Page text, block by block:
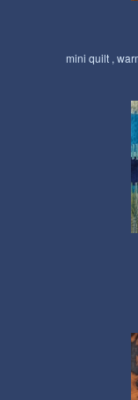
mini quilt ,